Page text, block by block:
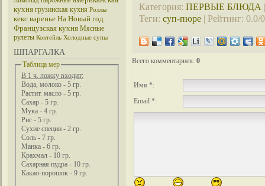
кухня грузинская кухня Роллы
кекс варенье На Новый год
Французская кухня Мясные
рулеты Коктейль Холодные супы
ШПАРГАЛКА
Таблица мер
В 1 ч. ложку входит:
Вода, молоко - 5 гр.
Растит. масло - 5 гр.
Сахар - 5 гр.
Мука - 4 гр.
Рис - 5 гр.
Сухие специи - 2 гр.
Соль - 7 гр.
Манка - 6 гр.
Крахмал - 10 гр.
Сахарная пудра - 10 гр.
Какао-порошок - 9 гр.
Категория: ПЕРВЫЕ БЛЮДА
Теги: суп-пюре | Рейтинг: 0.0/0
Всего комментариев: 0
Имя *:
Email *: